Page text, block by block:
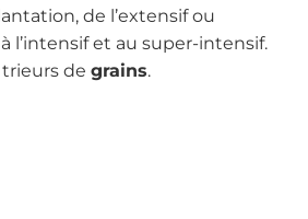
de l’extensif ou
l’intensif et au super-intensif.
trieurs de grains.